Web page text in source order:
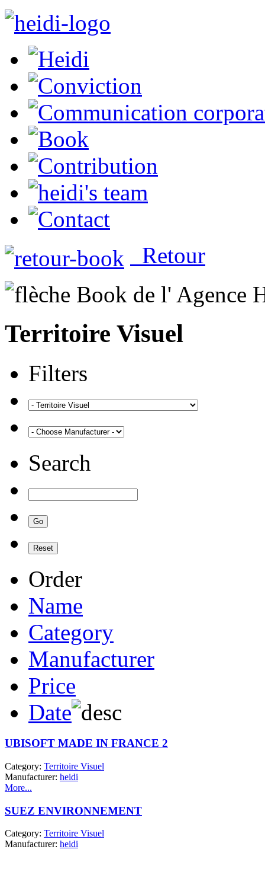
Retour
Territoire Visuel
Filters
Search
Order
Name
Category
Manufacturer
Price
Date
UBISOFT MADE IN FRANCE 2
Category: Territoire Visuel
Manufacturer: heidi
More...
SUEZ ENVIRONNEMENT
Category: Territoire Visuel
Manufacturer: heidi